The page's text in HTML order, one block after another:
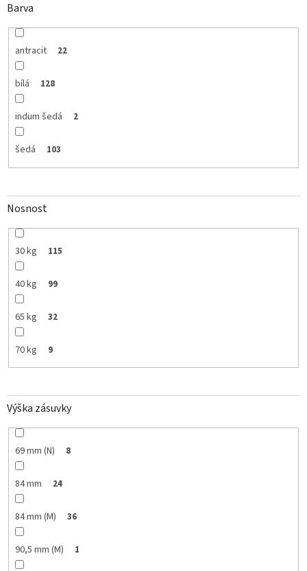
Barva
antracit 22
bílá 128
indum šedá 2
šedá 103
Nosnost
30 kg 115
40 kg 99
65 kg 32
70 kg 9
Výška zásuvky
69 mm (N) 8
84 mm 24
84 mm (M) 36
90,5 mm (M) 1